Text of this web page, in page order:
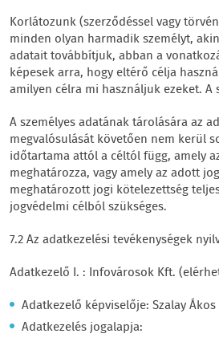
Korlátozunk (szerződéssel vagy
minden olyan harmadik személyt,
adatait továbbítjuk, abban a
képesek arra, hogy eltérő célja
amilyen célra mi használjuk ezeket. A
A személyes adatának tárolására az
megvalósulását követően nem kerül
időtartama attól a céltól függ, amely
meghatározza, vagy amely az adott
meghatározott jogi kötelezettség
jogvédelmi célból szükséges.
7.2 Az adatkezelési tevékenységek
Adatkezelő I. : Infovárosok Kft.
Adatkezelő képviselője: Szalay
Adatkezelés jogalapja: